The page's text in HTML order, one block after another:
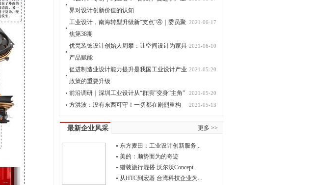
界对设计创新价值的认知
2021-06-17
工业设计，南海转型升级新“支点”④｜委员聚
焦第38期
2021-06-10
优梵装饰设计创始人周攀：让空间设计为家具
产品赋能
2021-05-20
促进制造业设计能力提升是我国工业设计产业
政策的重要升级
2021-05-20
前沿调研｜深圳工业设计从“群演”变身“主角”
2021-05-13
方洪波：没有东西可守！一切都在剧烈重构
更多 >>
最新企业风采
东方麦田：工业设计创新服务...
美的：顺势而为的奇迹
猎装旅行混搭 沃尔沃Concept...
从HTC到宏碁 台湾科技企业为...